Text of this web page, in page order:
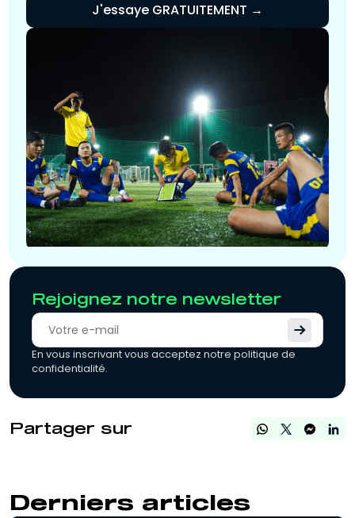
J'essaye GRATUITEMENT →
Rejoignez notre newsletter
En vous inscrivant vous acceptez notre politique de
confidentialité.
Partager sur
Derniers articles